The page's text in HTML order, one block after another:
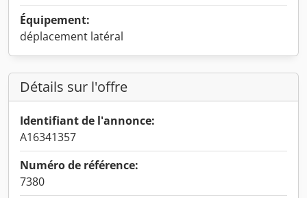
Équipement:
déplacement latéral
Détails sur l'offre
Identifiant de l'annonce:
A16341357
Numéro de référence:
7380